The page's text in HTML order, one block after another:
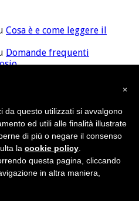
Cosa è e come leggere il
Domande frequenti
Domande frequenti
Macerata (MC) | P.IVA
×
da questo utilizzati si avvalgono
ed utili alle finalità illustrate
di più o negare il consenso
la cookie policy
questa pagina, cliccando
in altra maniera,